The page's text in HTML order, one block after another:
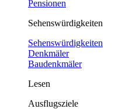
Pensionen
Sehenswürdigkeiten
Sehenswürdigkeiten
Denkmäler
Baudenkmäler
Lesen
Ausflugsziele